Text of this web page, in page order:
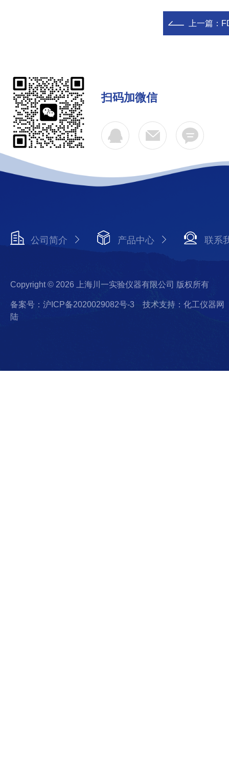
上一篇：
扫码加微信
公司简介 产品中心 联系
Copyright © 2026 上海川一实验仪器有限公司 版权所有
备案号：沪ICP备2020029082号-3
技术支持：化工仪器网
陆